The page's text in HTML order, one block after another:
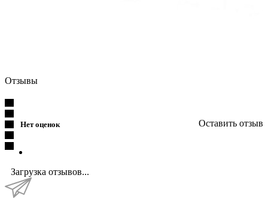
Отзывы
Нет оценок Оставить отзыв
Загрузка отзывов...